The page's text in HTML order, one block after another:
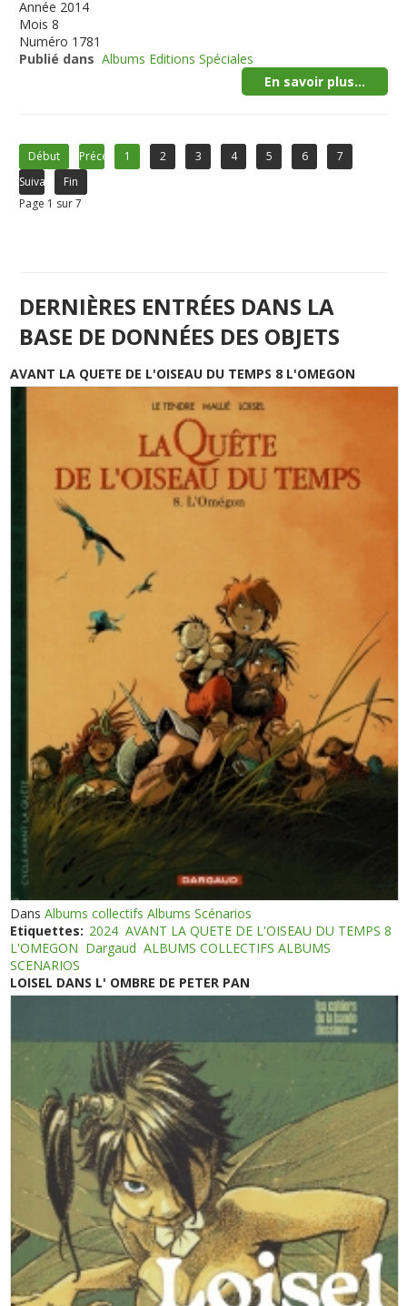
Année 2014
Mois 8
Numéro 1781
Publié dans Albums Editions Spéciales
En savoir plus...
Début Précédent1 2 3 4 5 6
7
Suivant
Fin
Page 1 sur 7
DERNIÈRES ENTRÉES DANS LA
BASE DE DONNÉES DES OBJETS
AVANT LA QUETE DE L'OISEAU DU TEMPS 8 L'OMEGON
DansAlbums collectifs Albums Scénarios
Etiquettes: 2024 AVANT LA QUETE DE L'OISEAU DU TEMPS 8
L'OMEGON Dargaud ALBUMS COLLECTIFS ALBUMS
SCENARIOS
LOISEL DANS L' OMBRE DE PETER PAN